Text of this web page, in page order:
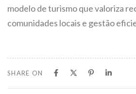
modelo de turismo que valoriza
comunidades locais e gestão
SHARE ON